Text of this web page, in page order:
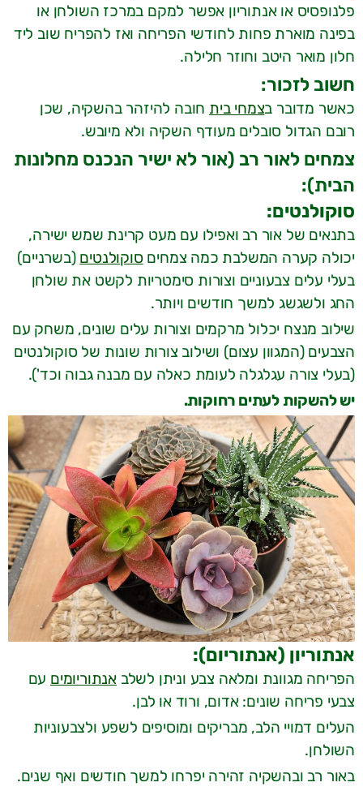
פלנופסיס או אנתוריון אפשר למקם במרכז השולחן או
בפינה מוארת פחות לחודשי הפריחה ואז להפריח שוב ליד
חלון מואר היטב וחוזר חלילה.
חשוב לזכור:
כאשר מדובר בצמחי בית חובה להיזהר בהשקיה, שכן
רובם הגדול סובלים מעודף השקיה ולא מיובש.
צמחים לאור רב (אור לא ישיר הנכנס מחלונות
הבית):
סוקולנטים:
בתנאים של אור רב ואפילו עם מעט קרינת שמש ישירה,
יכולה קערה המשלבת כמה צמחים סוקולנטים (בשרניים)
בעלי עלים צבעוניים וצורות סימטריות לקשט את שולחן
החג ולשגשג למשך חודשים ויותר.
שילוב מנצח יכלול מרקמים וצורות עלים שונים, משחק עם
הצבעים (המגוון עצום) ושילוב צורות שונות של סוקולנטים
(בעלי צורה עגלגלה לעומת כאלה עם מבנה גבוה וכד').
יש להשקות לעתים רחוקות.
אנתוריון (אנתוריום):
הפריחה מגוונת ומלאה צבע וניתן לשלבאנתוריומים עם
צבעי פריחה שונים: אדום, ורוד או לבן.
העלים דמויי הלב, מבריקים ומוסיפים לשפע ולצבעוניות
השולחן.
באור רב ובהשקיה זהירה יפרחו למשך חודשים ואף שנים.